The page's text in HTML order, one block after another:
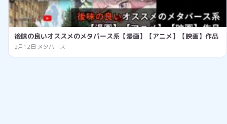
後味の良いオススメのメタバース系【漫画】【アニメ】【映画】作品
2月12日 メタバース